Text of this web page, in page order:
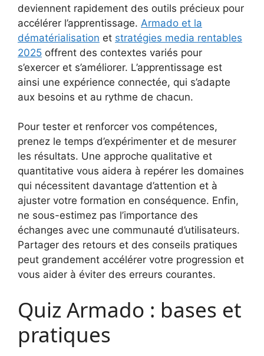
deviennent rapidement des outils précieux pour
accélérer l’apprentissage. Armado et la
dématérialisation et stratégies media rentables
2025 offrent des contextes variés pour
s’exercer et s’améliorer. L’apprentissage est
ainsi une expérience connectée, qui s’adapte
aux besoins et au rythme de chacun.
Pour tester et renforcer vos compétences,
prenez le temps d’expérimenter et de mesurer
les résultats. Une approche qualitative et
quantitative vous aidera à repérer les domaines
qui nécessitent davantage d’attention et à
ajuster votre formation en conséquence. Enfin,
ne sous-estimez pas l’importance des
échanges avec une communauté d’utilisateurs.
Partager des retours et des conseils pratiques
peut grandement accélérer votre progression et
vous aider à éviter des erreurs courantes.
Quiz Armado : bases et
pratiques